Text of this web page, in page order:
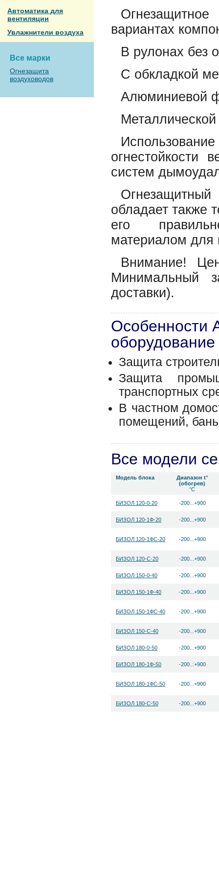
Автоматика для
вентиляции
Увлажнители воздуха
Все марки
Огнезащита
воздуховодов
вариантах
В рулонах без
С обкладкой
Алюминиевой
огнестойкости
систем
обладает также
его
материалом для
Внимание!
Минимальный
доставки).
Особенности
Защита
Защита
транспортных
В частном
помещений,
Все модели
Модель блока
Диапазон t°
(обогрев)
°С
БИЗОЛ 120-0-20 -200...+900
БИЗОЛ 120-1Ф-20 -200...+900
БИЗОЛ 120-1ФС-20 -200...+900
БИЗОЛ 120-С-20 -200...+900
БИЗОЛ 150-0-40 -200...+900
БИЗОЛ 150-1Ф-40 -200...+900
БИЗОЛ 150-1ФС-40 -200...+900
БИЗОЛ 150-С-40 -200...+900
БИЗОЛ 180-0-50 -200...+900
БИЗОЛ 180-1Ф-50 -200...+900
БИЗОЛ 180-1ФС-50 -200...+900
БИЗОЛ 180-С-50 -200...+900